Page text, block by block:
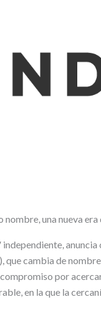
nombre, una nueva
que cambia de
por
en la que la